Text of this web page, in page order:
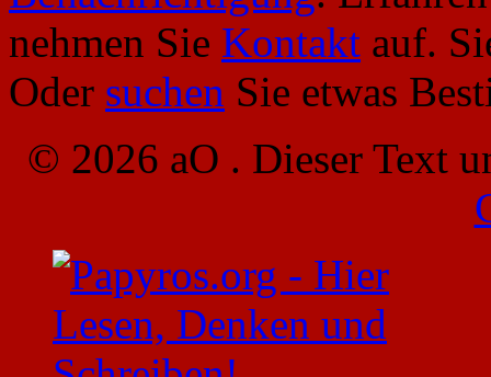
nehmen Sie Kontakt auf.
Oder suchen Sie etwas
© 2026 aO . Dieser Text